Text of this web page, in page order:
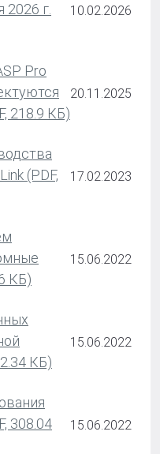
г.
10.02.2026
Pro
218.9 КБ)
20.11.2025
(PDF,
17.02.2023
КБ)
15.06.2022
КБ)
15.06.2022
308.04
15.06.2022